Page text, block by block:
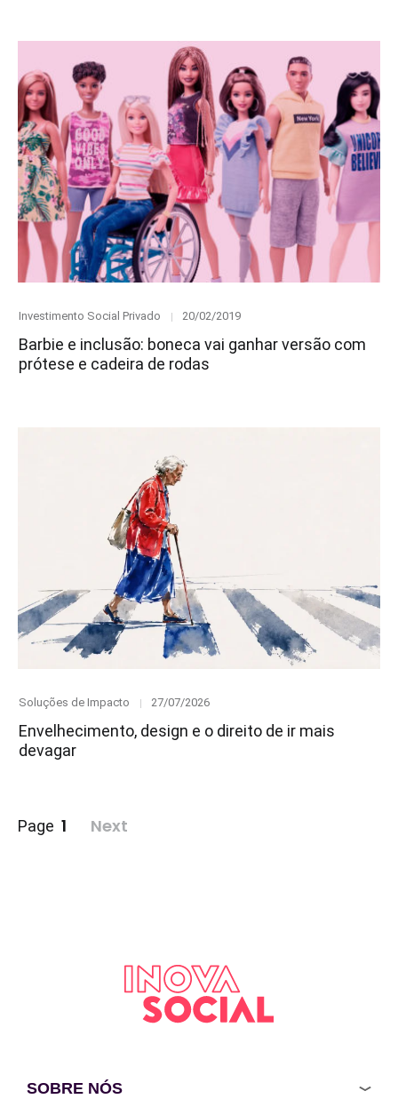
Category
Investimento Social Privado
Posted
20/02/2019
Barbie e inclusão: boneca vai ganhar versão com
prótese e cadeira de rodas
Category
Soluções de Impacto
Posted
27/07/2026
Envelhecimento, design e o direito de ir mais
devagar
Paginação
Page 1 Next
SOBRE NÓS